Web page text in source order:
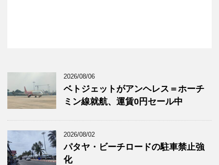
2026/08/06
ベトジェットがアンヘレス＝ホーチ
ミン線就航、運賃0円セール中
2026/08/02
パタヤ・ビーチロードの駐車禁止強
化